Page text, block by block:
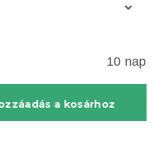
10 nap
a kosárhoz